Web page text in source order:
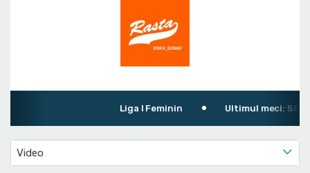
Liga I Feminin Ultimul meci: SC
Video